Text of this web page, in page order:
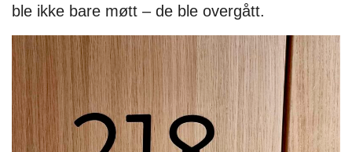
ble ikke bare møtt – de ble overgått.